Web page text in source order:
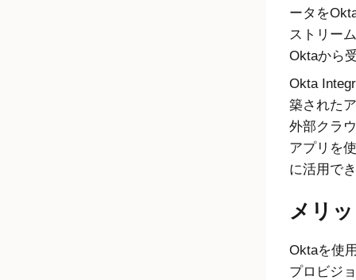
ータを
ストリー
Oktaから
Okta
築された
外部クラ
アプリを
に活用で
メリ
Oktaを使
プロビジ